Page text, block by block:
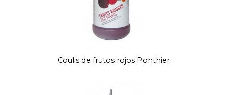
Coulis de frutos rojos Ponthier